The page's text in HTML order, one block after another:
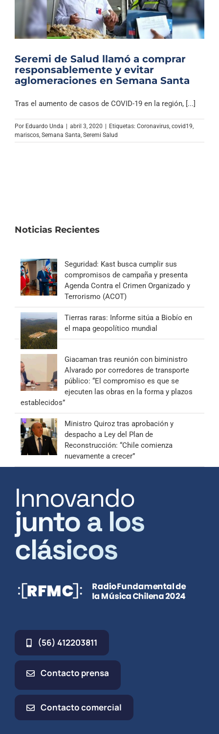
Seremi de Salud llamó a comprar
responsablemente y evitar
aglomeraciones en Semana Santa
Tras el aumento de casos de COVID-19 en la región, [...]
Por Eduardo Unda | abril 3, 2020 | Etiquetas: Coronavirus, covid19,
mariscos, Semana Santa, Seremi Salud
Noticias Recientes
Seguridad: Kast busca cumplir sus
compromisos de campaña y presenta
Agenda Contra el Crimen Organizado y
Terrorismo (ACOT)
Tierras raras: Informe sitúa a Biobío en
el mapa geopolítico mundial
Giacaman tras reunión con biministro
Alvarado por corredores de transporte
público: “El compromiso es que se
ejecuten las obras en la forma y plazos
establecidos”
Ministro Quiroz tras aprobación y
despacho a Ley del Plan de
Reconstrucción: “Chile comienza
nuevamente a crecer”
Innovando
junto a los
clásicos
(56) 412203811
Contacto prensa
Contacto comercial